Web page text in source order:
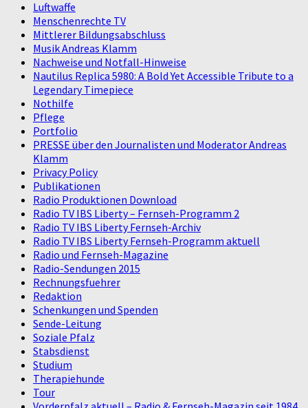
Luftwaffe
Menschenrechte TV
Mittlerer Bildungsabschluss
Musik Andreas Klamm
Nachweise und Notfall-Hinweise
Nautilus Replica 5980: A Bold Yet Accessible Tribute to a
Legendary Timepiece
Nothilfe
Pflege
Portfolio
PRESSE über den Journalisten und Moderator Andreas
Klamm
Privacy Policy
Publikationen
Radio Produktionen Download
Radio TV IBS Liberty – Fernseh-Programm 2
Radio TV IBS Liberty Fernseh-Archiv
Radio TV IBS Liberty Fernseh-Programm aktuell
Radio und Fernseh-Magazine
Radio-Sendungen 2015
Rechnungsfuehrer
Redaktion
Schenkungen und Spenden
Sende-Leitung
Soziale Pfalz
Stabsdienst
Studium
Therapiehunde
Tour